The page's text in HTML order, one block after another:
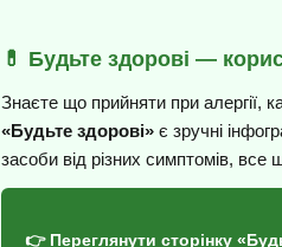
💊 Будьте здорові —
Знаєте що прийняти при алергії,
«Будьте здорові»є зручні
засоби від різних симптомів,
👉 Переглянути сторінку